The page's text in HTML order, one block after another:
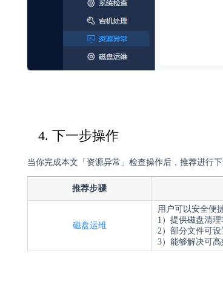
4. 下一步操作
当你完成本文「资源异常」检查操作后，推荐进行下
推荐步骤
磁盘运维
用户可以安全便
1）提供磁盘清理
2）部分文件可设
3）能够解决可